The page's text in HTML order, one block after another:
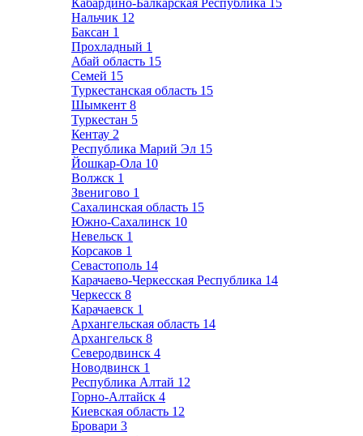
Кабардино-Балкарская Республика 15
Нальчик 12
Баксан 1
Прохладный 1
Абай область 15
Семей 15
Туркестанская область 15
Шымкент 8
Туркестан 5
Кентау 2
Республика Марий Эл 15
Йошкар-Ола 10
Волжск 1
Звенигово 1
Сахалинская область 15
Южно-Сахалинск 10
Невельск 1
Корсаков 1
Севастополь 14
Карачаево-Черкесская Республика 14
Черкесск 8
Карачаевск 1
Архангельская область 14
Архангельск 8
Северодвинск 4
Новодвинск 1
Республика Алтай 12
Горно-Алтайск 4
Киевская область 12
Бровари 3